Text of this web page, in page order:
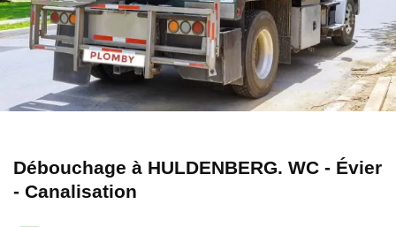
Débouchage à HULDENBERG. WC - Évier
- Canalisation